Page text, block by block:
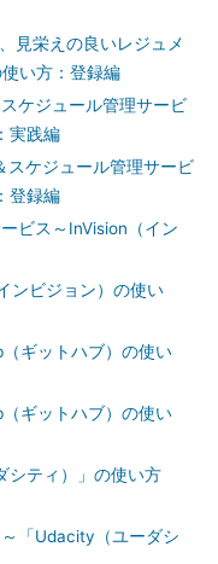
見栄えの良いレジュメ
い方：登録編
ケジュール管理サービ
実践編
スケジュール管理サービ
登録編
ビス～InVision（イン
ンビジョン）の使い
ギットハブ）の使い
ギットハブ）の使い
ティ）」の使い方
「Udacity（ユーダシ